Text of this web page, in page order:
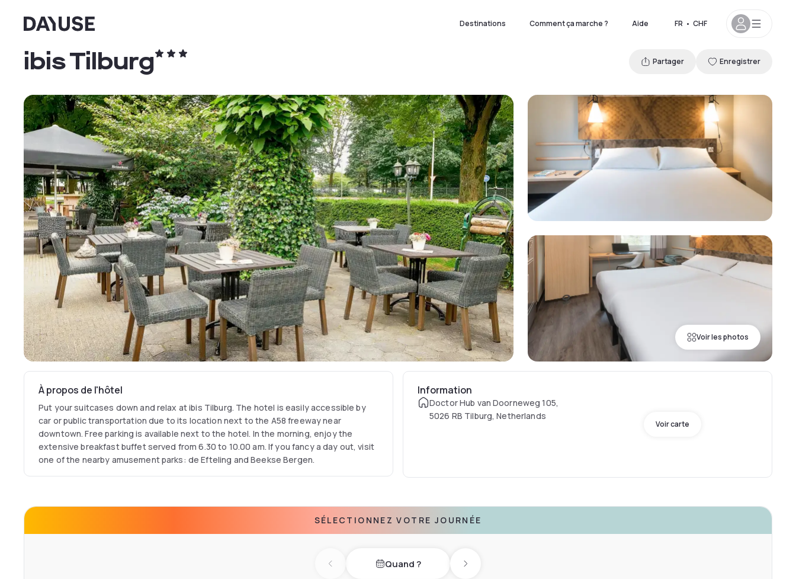
Dayuse Destinations Comment ça marche ? Aide FR • CHF
Voir les photos
ibis Tilburg Partager Enregistrer
À propos de l'hôtel
Put your suitcases down and relax at ibis Tilburg. The hotel is easily accessible by
car or public transportation due to its location next to the A58 freeway near
downtown. Free parking is available next to the hotel. In the morning, enjoy the
extensive breakfast buffet served from 6.30 to 10.00 am. If you fancy a day out, visit
one of the nearby amusement parks: de Efteling and Beekse Bergen.
Information
Doctor Hub van Doorneweg 105,
5026 RB Tilburg, Netherlands
Voir carte
SÉLECTIONNEZ VOTRE JOURNÉE
Previous dayQuand ? Next day